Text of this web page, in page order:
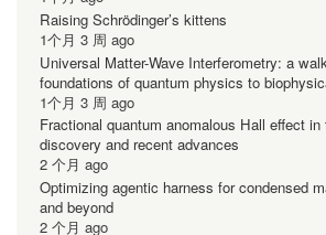
Raising Schrödinger’s kittens
1个月 3 周 ago
Universal Matter-Wave Interferometry: a
foundations of quantum physics to
1个月 3 周 ago
Fractional quantum anomalous Hall effect in
discovery and recent advances
2 个月 ago
Optimizing agentic harness for condensed
and beyond
2 个月 ago